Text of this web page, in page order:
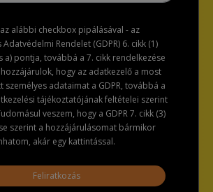
alábbi checkbox pipálásával - az
Rendelet (GDPR) 6. cikk (1)
a) pontja, továbbá a 7. cikk rendelkezése
hogy az adatkezelő a most
személyes adataimat a GDPR, továbbá a
tájékoztatójának feltételei szerint
veszem, hogy a GDPR 7. cikk (3)
szerint a hozzájárulásomat bármikor
akár egy kattintással.
Feliratkozás